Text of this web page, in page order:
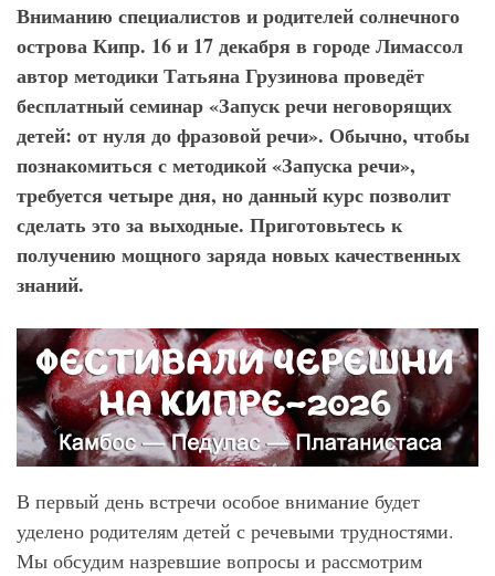
Вниманию специалистов и родителей солнечного
острова Кипр. 16 и 17 декабря в городе Лимассол
автор методики Татьяна Грузинова проведёт
бесплатный семинар «Запуск речи неговорящих
детей: от нуля до фразовой речи». Обычно, чтобы
познакомиться с методикой «Запуска речи»,
требуется четыре дня, но данный курс позволит
сделать это за выходные. Приготовьтесь к
получению мощного заряда новых качественных
знаний.
В первый день встречи особое внимание будет
уделено родителям детей с речевыми трудностями.
Мы обсудим назревшие вопросы и рассмотрим